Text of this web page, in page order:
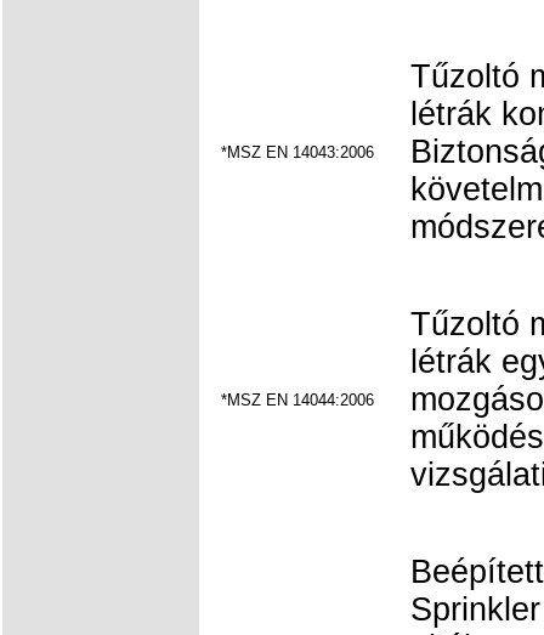
*MSZ EN 14043:2006
Tűzoltó
létrák
*MSZ EN 14044:2006
Tűzoltó
létrák